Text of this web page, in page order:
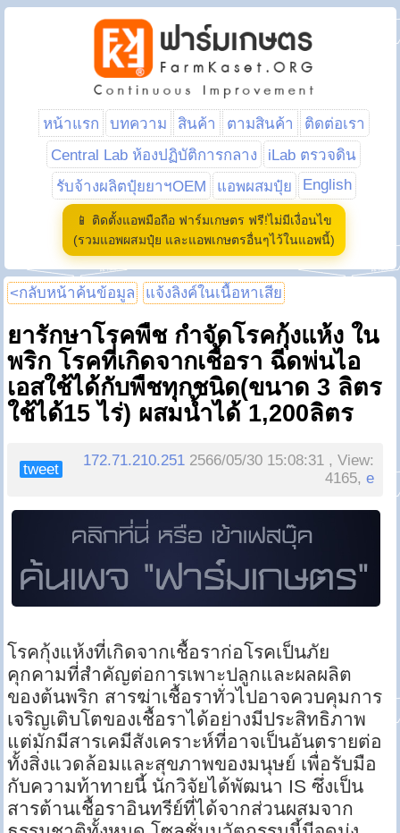
หน้าแรก บทความ สินค้า ตามสินค้า
ติดต่อเรา
Central Lab ห้องปฏิบัติการกลาง
iLab ตรวจดิน
รับจ้างผลิตปุ๋ยยาฯOEM
แอพผสมปุ๋ย English
📱 ติดตั้งแอพมือถือ ฟาร์มเกษตร ฟรี!ไม่มีเงื่อนไข
(รวมแอพผสมปุ๋ย และแอพเกษตรอื่นๆไว้ในแอพนี้)
<กลับหน้าค้นข้อมูล แจ้งลิงค์ในเนื้อหาเสีย
ยารักษาโรคพืช กำจัดโรคกุ้งแห้ง ใน
พริก โรคที่เกิดจากเชื้อรา ฉีดพ่นไอ
เอสใช้ได้กับพืชทุกชนิด(ขนาด 3 ลิตร
ใช้ได้15 ไร่) ผสมน้ำได้ 1,200ลิตร
tweet
172.71.210.251 2566/05/30 15:08:31 , View:
4165,e
โรคกุ้งแห้งที่เกิดจากเชื้อราก่อโรคเป็นภัย
คุกคามที่สำคัญต่อการเพาะปลูกและผลผลิต
ของต้นพริก สารฆ่าเชื้อราทั่วไปอาจควบคุมการ
เจริญเติบโตของเชื้อราได้อย่างมีประสิทธิภาพ
แต่มักมีสารเคมีสังเคราะห์ที่อาจเป็นอันตรายต่อ
ทั้งสิ่งแวดล้อมและสุขภาพของมนุษย์ เพื่อรับมือ
กับความท้าทายนี้ นักวิจัยได้พัฒนา IS ซึ่งเป็น
สารต้านเชื้อราอินทรีย์ที่ได้จากส่วนผสมจาก